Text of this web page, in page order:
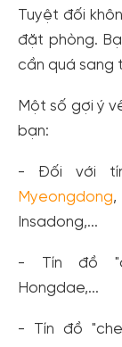
Tuyệt đối
đặt phòng.
cần quá sang
Một số gợi ý
bạn:
- Đối với
Myeongdong,
Insadong,...
- Tín đồ
Hongdae,...
- Tín đồ